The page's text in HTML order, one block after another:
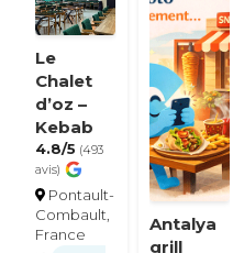
Le
Chalet
d’oz –
Kebab
4.8/5 (493
avis)
Pontault-
Combault,
France
Antalya
grill